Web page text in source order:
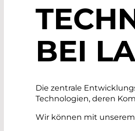
BEI
Die zentrale
Technologien, deren
Wir können mit